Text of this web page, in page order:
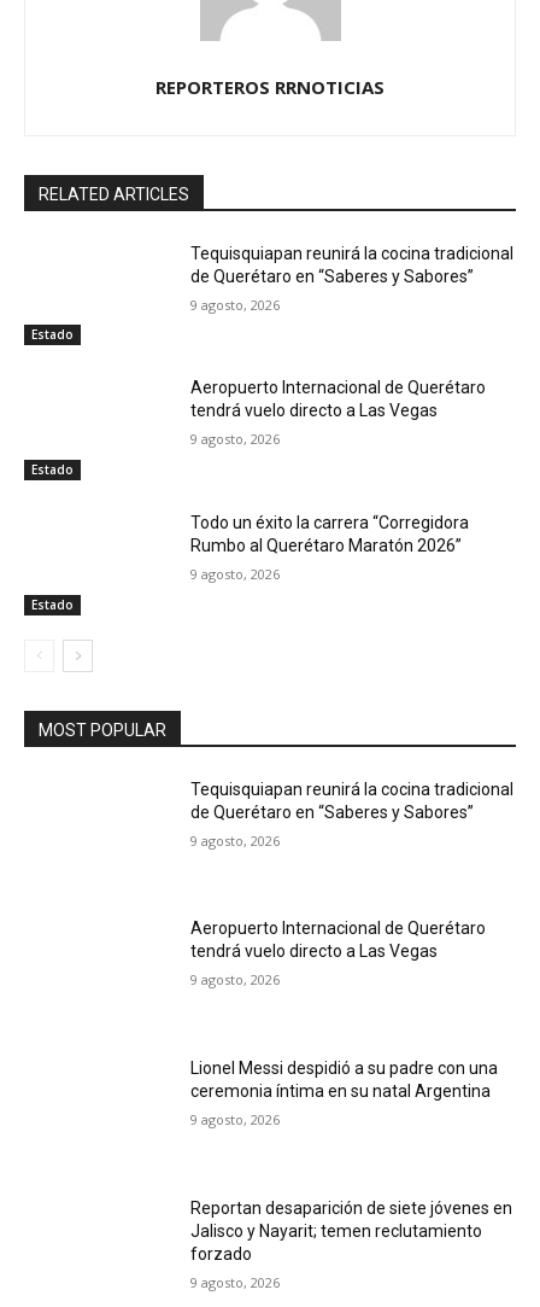
REPORTEROS RRNOTICIAS
RELATED ARTICLES
Estado
Tequisquiapan reunirá la cocina tradicional
de Querétaro en “Saberes y Sabores”
9 agosto, 2026
Estado
Aeropuerto Internacional de Querétaro
tendrá vuelo directo a Las Vegas
9 agosto, 2026
Estado
Todo un éxito la carrera “Corregidora
Rumbo al Querétaro Maratón 2026”
9 agosto, 2026
MOST POPULAR
Tequisquiapan reunirá la cocina tradicional
de Querétaro en “Saberes y Sabores”
9 agosto, 2026
Aeropuerto Internacional de Querétaro
tendrá vuelo directo a Las Vegas
9 agosto, 2026
Lionel Messi despidió a su padre con una
ceremonia íntima en su natal Argentina
9 agosto, 2026
Reportan desaparición de siete jóvenes en
Jalisco y Nayarit; temen reclutamiento
forzado
9 agosto, 2026